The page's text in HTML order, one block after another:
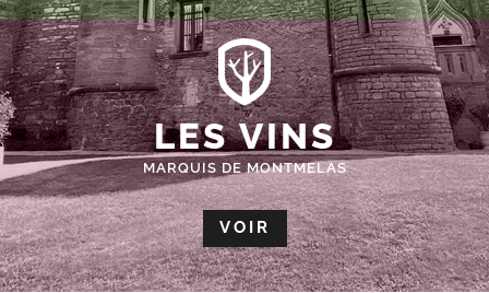
LES VINS
MARQUIS DE MONTMELAS
VOIR